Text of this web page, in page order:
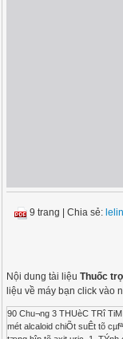
9 trang |Chia sẻ:
Nội dung tài liệuThuốc
liệu về máy bạn click vào
90 Chu¬ng 3 THUèC TRî
mét alcaloid chiÕt suÊt tõ